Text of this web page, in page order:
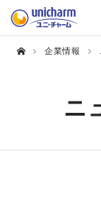
企業情報
ニ